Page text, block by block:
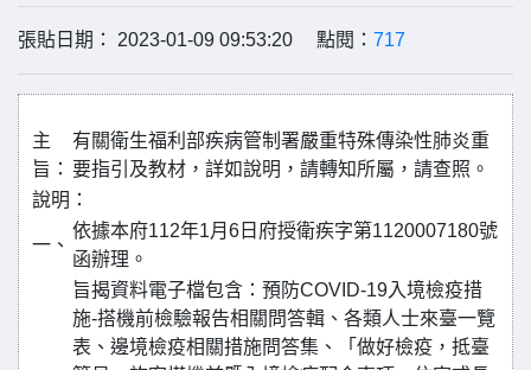
張貼日期： 2023-01-09 09:53:20 點閱： 717
主
旨：
有關衛生福利部疾病管制署嚴重特殊傳染性肺炎重
要指引及教材，詳如說明，請轉知所屬，請查照。
說明：
一、
依據本府112年1月6日府授衛疾字第1120007180號
函辦理。
旨揭資料電子檔包含：預防COVID-19入境檢疫措
施-搭機前檢驗報告相關問答輯、各類人士來臺一覽
表、邊境檢疫相關措施問答集、「做好檢疫，抵臺